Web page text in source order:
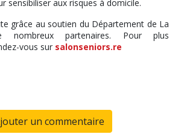
sensibiliser aux risques à domicile.
grâce au soutien du Département de La
partenaires. Pour plus
vous sur salonseniors.re
un commentaire